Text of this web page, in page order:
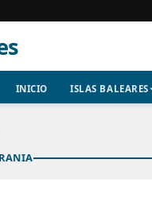
INICIO ISLAS BALEARES